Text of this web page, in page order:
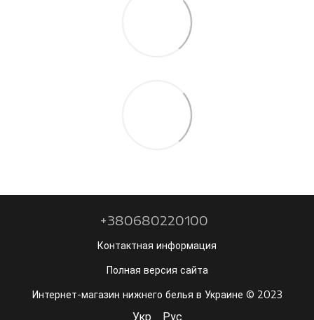
+380680220100
Контактная информация
Полная версия сайта
Интернет-магазин нижнего белья в Украине © 2023
Укр Рус